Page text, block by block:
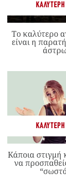
Το καλύτερο
είναι η
Κάποια στιγμή
να